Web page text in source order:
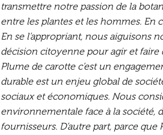
transmettre notre passion de la
entre les plantes et les hommes.
En se l’appropriant, nous aiguisons
décision citoyenne pour agir et faire
Plume de carotte c’est un
durable est un enjeu global de
sociaux et économiques. Nous
environnementale face à la société,
fournisseurs. D’autre part, parce